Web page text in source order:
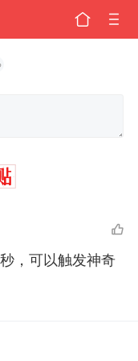
，可以触发神奇